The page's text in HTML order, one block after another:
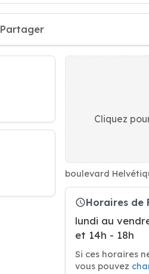
Partager
Cliquez
boulevard
Horaires de
lundi au
et 14h - 18h
Si ces horaires
vous pouvez